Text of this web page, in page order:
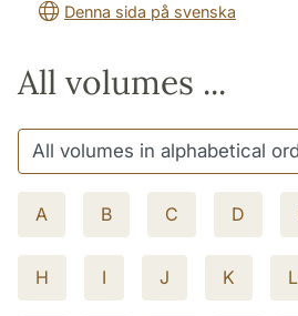
Denna sida på svenska
All volumes ...
A B C D
H I J K L